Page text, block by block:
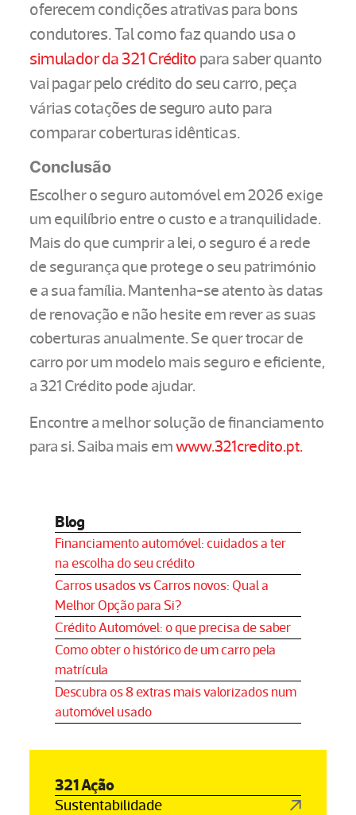
oferecem condições atrativas para bons
condutores. Tal como faz quando usa o
simulador da 321 Crédito para saber quanto
vai pagar pelo crédito do seu carro, peça
várias cotações de seguro auto para
comparar coberturas idênticas.
Conclusão
Escolher o seguro automóvel em 2026 exige
um equilíbrio entre o custo e a tranquilidade.
Mais do que cumprir a lei, o seguro é a rede
de segurança que protege o seu património
e a sua família. Mantenha-se atento às datas
de renovação e não hesite em rever as suas
coberturas anualmente. Se quer trocar de
carro por um modelo mais seguro e eficiente,
a 321 Crédito pode ajudar.
Encontre a melhor solução de financiamento
para si. Saiba mais emwww.321credito.pt.
Blog
Financiamento automóvel: cuidados a ter
na escolha do seu crédito
Carros usados vs Carros novos: Qual a
Melhor Opção para Si?
Crédito Automóvel: o que precisa de saber
Como obter o histórico de um carro pela
matrícula
Descubra os 8 extras mais valorizados num
automóvel usado
321 Ação
Sustentabilidade